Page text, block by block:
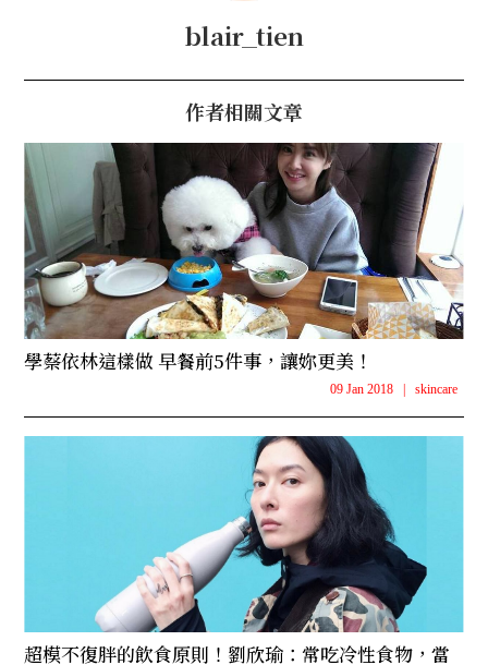
blair_tien
作者相關文章
學蔡依林這樣做 早餐前5件事，讓妳更美！
09 Jan 2018 | skincare
超模不復胖的飲食原則！劉欣瑜：常吃冷性食物，當